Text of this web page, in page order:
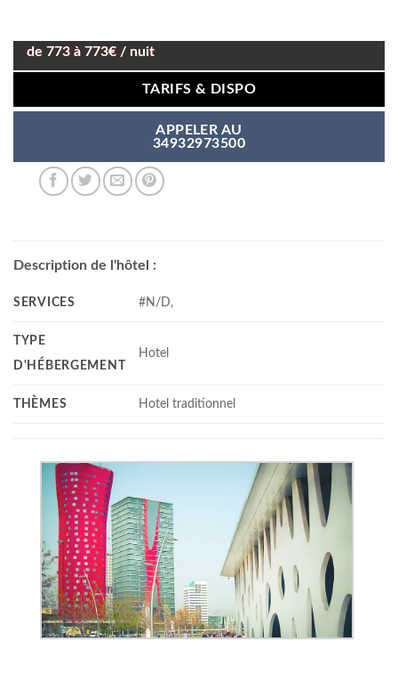
de 773 à 773€ / nuit
TARIFS & DISPO
APPELER AU
34932973500
Description de l'hôtel :
SERVICES #N/D,
TYPE
D'HÉBERGEMENT
Hotel
THÈMES Hotel traditionnel